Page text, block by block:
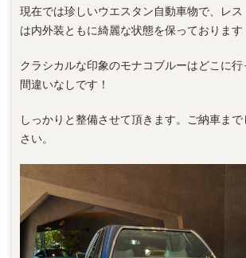
現在では珍しいウエスタン自動車物で、レ
は内外装ともに綺麗な状態を保っております
クラシカルな印象のモナコブルーはどこに行
間違いなしです！
しっかりと整備させて頂きます。ご納車ま
さい。